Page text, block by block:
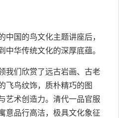
中国的鸟文化主题讲座后，
中华传统文化的深厚底蕴。
我们欣赏了远古岩画、古老
飞鸟纹饰，质朴精巧的图
艺术创造力。清代一品官服
意品行高洁，极具文化象征